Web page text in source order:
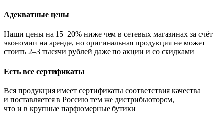
Адекватные цены
Наши цены на 15–20% ниже чем в сетевых магазинах за счёт
экономии на аренде, но оригинальная продукция не может
стоить 2–3 тысячи рублей даже по акции и со скидками
Есть все сертификаты
Вся продукция имеет сертификаты соответствия качества
и поставляется в Россию тем же дистрибьютором,
что и в крупные парфюмерные бутики